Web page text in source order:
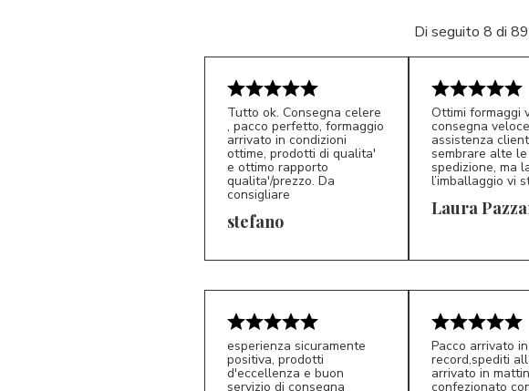
Di seguito 8 di
S*
Tutto ok. Consegna celere
, pacco perfetto, formaggio
arrivato in condizioni
ottime, prodotti di qualita'
e ottimo rapporto
qualita'/prezzo. Da
consigliare
stefano LP
Ottimi formaggi
consegna
assistenza
sembrare alte
spedizione, ma
l’imballaggio vi
Laura
esperienza sicuramente
positiva, prodotti
d'eccellenza e buon
servizio di consegna
Pacco arrivato
record,spediti
arrivato in
confezionato